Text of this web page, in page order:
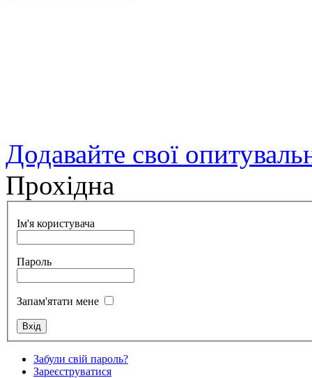
Додавайте свої
Прохідна
Ім'я користувача
Пароль
Запам'ятати мене
Забули свій пароль?
Зареєструватися